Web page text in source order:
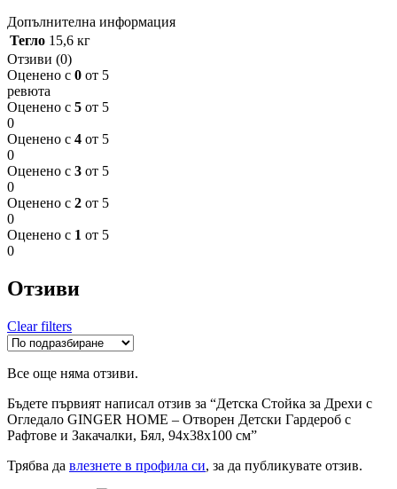
Допълнителна информация
Тегло 15,6 кг
Отзиви (0)
Оценено с 0 от 5
ревюта
Оценено с 5 от 5
0
Оценено с 4 от 5
0
Оценено с 3 от 5
0
Оценено с 2 от 5
0
Оценено с 1 от 5
0
Отзиви
Clear filters
Все още няма отзиви.
Бъдете първият написал отзив за “Детска Стойка за Дрехи с
Огледало GINGER HOME – Отворен Детски Гардероб с
Рафтове и Закачалки, Бял, 94x38x100 см”
Трябва да влезнете в профила си, за да публикувате отзив.